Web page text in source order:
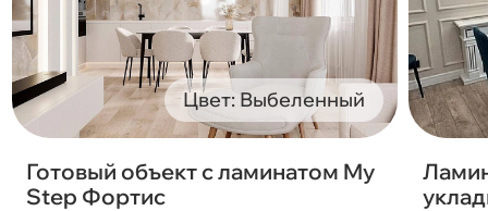
Цвет: Выбеленный
Готовый объект с ламинатом My
Step Фортис